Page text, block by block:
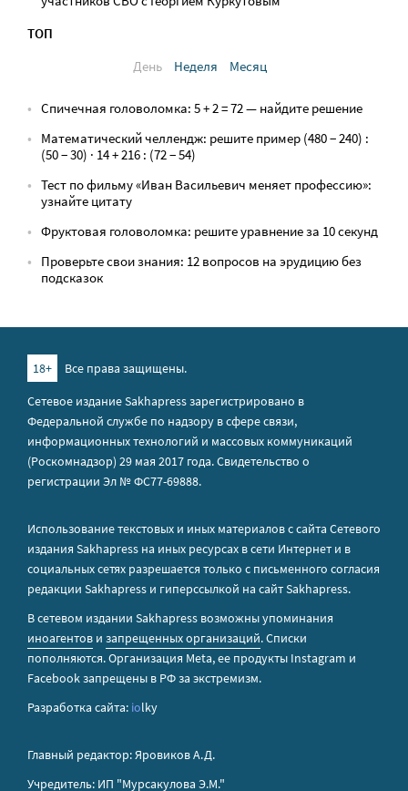
ТОП
День
Неделя Месяц
Спичечная головоломка: 5 + 2 = 72 — найдите решение
Математический челлендж: решите пример (480 − 240) :
(50 − 30) · 14 + 216 : (72 − 54)
Тест по фильму «Иван Васильевич меняет профессию»:
узнайте цитату
Фруктовая головоломка: решите уравнение за 10 секунд
Проверьте свои знания: 12 вопросов на эрудицию без
подсказок
18+
Все права защищены.
Сетевое издание Sakhapress зарегистрировано в
Федеральной службе по надзору в сфере связи,
информационных технологий и массовых коммуникаций
(Роскомнадзор) 29 мая 2017 года. Свидетельство о
регистрации Эл № ФС77-69888.
Использование текстовых и иных материалов с сайта Сетевого
издания Sakhapress на иных ресурсах в сети Интернет и в
социальных сетях разрешается только с письменного согласия
редакции Sakhapress и гиперссылкой на сайт Sakhapress.
В сетевом издании Sakhapress возможны упоминания
иноагентов и запрещенных организаций. Списки
пополняются. Организация Metа, ее продукты Instagram и
Facebook запрещены в РФ за экстремизм.
Разработка сайта: iolky
Главный редактор: Яровиков А.Д.
Учредитель: ИП "Мурсакулова Э.М."